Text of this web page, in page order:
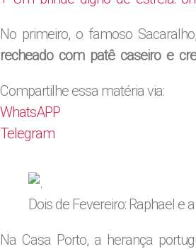
No primeiro, o famoso
recheado com patê caseiro e
Compartilhe essa matéria via:
WhatsAPP
Telegram
Dois de Fevereiro: Raphael e
Na Casa Porto, a herança